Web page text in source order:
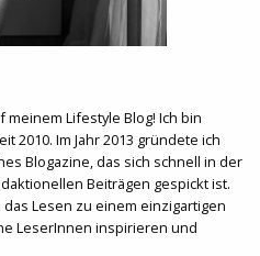
Lifestyle Blog! Ich bin
2010. Im Jahr 2013 gründete ich
Blogazine, das sich schnell in der
Beiträgen gespickt ist.
Lesen zu einem einzigartigen
LeserInnen inspirieren und